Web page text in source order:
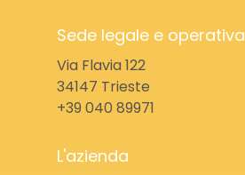
Sede legale e operativa
Via Flavia 122
34147 Trieste
+39 040 89971
L'azienda